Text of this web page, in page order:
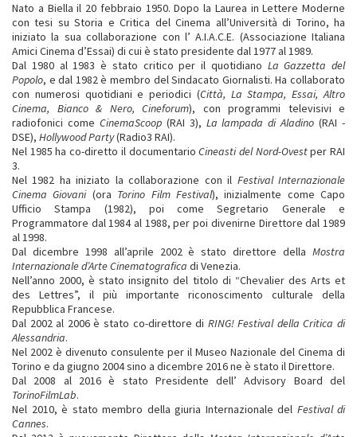
Nato a Biella il 20 febbraio 1950. Dopo la Laurea in Lettere Moderne
con tesi su Storia e Critica del Cinema all’Università di Torino, ha
iniziato la sua collaborazione con l’ A.I.A.C.E. (Associazione Italiana
Amici Cinema d’Essai) di cui è stato presidente dal 1977 al 1989.
Dal 1980 al 1983 è stato critico per il quotidiano La Gazzetta del
Popolo, e dal 1982 è membro del Sindacato Giornalisti. Ha collaborato
con numerosi quotidiani e periodici (Città, La Stampa, Essai, Altro
Cinema, Bianco & Nero, Cineforum), con programmi televisivi e
radiofonici come CinemaScoop(RAI 3), La lampada di Aladino (RAI -
DSE), Hollywood Party(Radio3 RAI).
Nel 1985 ha co-diretto il documentarioCineasti del Nord-Ovestper RAI
3.
Nel 1982 ha iniziato la collaborazione con il Festival Internazionale
Cinema Giovani(ora Torino Film Festival), inizialmente come Capo
Ufficio Stampa (1982), poi come Segretario Generale e
Programmatore dal 1984 al 1988, per poi divenirne Direttore dal 1989
al 1998.
Dal dicembre 1998 all’aprile 2002 è stato direttore della Mostra
Internazionale d’Arte Cinematografica di Venezia.
Nell’anno 2000, è stato insignito del titolo di “Chevalier des Arts et
des Lettres”, il più importante riconoscimento culturale della
Repubblica Francese.
Dal 2002 al 2006 è stato co-direttore di RING! Festival della Critica di
Alessandria.
Nel 2002 è divenuto consulente per il Museo Nazionale del Cinema di
Torino e da giugno 2004 sino a dicembre 2016 ne è stato il Direttore.
Dal 2008 al 2016 è stato Presidente dell’ Advisory Board del
TorinoFilmLab.
Nel 2010, è stato membro della giuria Internazionale del Festival di
Cannes.